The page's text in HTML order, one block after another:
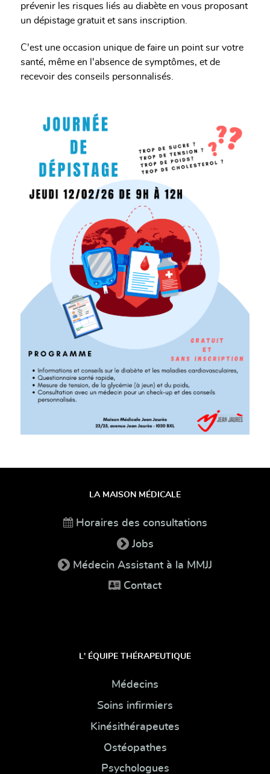
prévenir les risques liés au diabète en vous proposant
un dépistage gratuit et sans inscription.
C'est une occasion unique de faire un point sur votre
santé, même en l'absence de symptômes, et de
recevoir des conseils personnalisés.
LA MAISON MÉDICALE
Horaires des consultations
Jobs
Médecin Assistant à la MMJJ
Contact
L' ÉQUIPE THÉRAPEUTIQUE
Médecins
Soins infirmiers
Kinésithérapeutes
Ostéopathes
Psychologues